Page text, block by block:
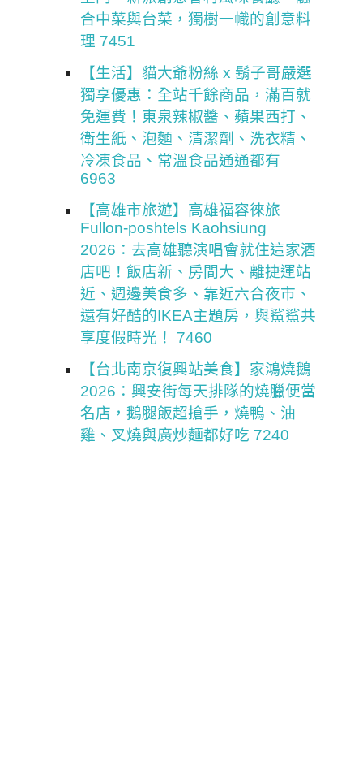
合中菜與台菜，獨樹一幟的創意料
理 7451
【生活】貓大爺粉絲 x 鬍子哥嚴選
獨享優惠：全站千餘商品，滿百就
免運費！東泉辣椒醬、蘋果西打、
衛生紙、泡麵、清潔劑、洗衣精、
冷凍食品、常溫食品通通都有
6963
【高雄市旅遊】高雄福容徠旅
Fullon-poshtels Kaohsiung
2026：去高雄聽演唱會就住這家酒
店吧！飯店新、房間大、離捷運站
近、週邊美食多、靠近六合夜市、
還有好酷的IKEA主題房，與鯊鯊共
享度假時光！ 7460
【台北南京復興站美食】家鴻燒鵝
2026：興安街每天排隊的燒臘便當
名店，鵝腿飯超搶手，燒鴨、油
雞、叉燒與廣炒麵都好吃 7240